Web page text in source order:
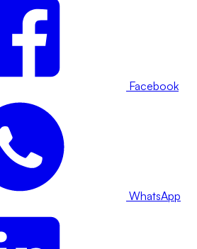
Facebook
WhatsApp